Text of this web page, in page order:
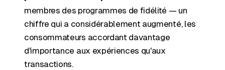
membres des programmes de fidélité — un
chiffre qui a considérablement augmenté, les
consommateurs accordant davantage
d'importance aux expériences qu'aux
transactions.